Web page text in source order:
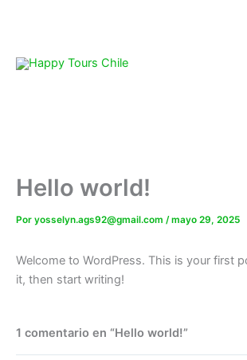
Hello world!
Por yosselyn.ags92@gmail.com /mayo 29, 2025
Welcome to WordPress. This is your first
it, then start writing!
1 comentario en “Hello world!”